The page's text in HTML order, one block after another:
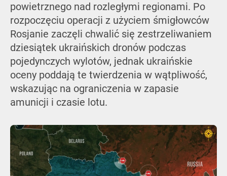
powietrznego nad rozległymi regionami. Po
rozpoczęciu operacji z użyciem śmigłowców
Rosjanie zaczęli chwalić się zestrzeliwaniem
dziesiątek ukraińskich dronów podczas
pojedynczych wylotów, jednak ukraińskie
oceny poddają te twierdzenia w wątpliwość,
wskazując na ograniczenia w zapasie
amunicji i czasie lotu.